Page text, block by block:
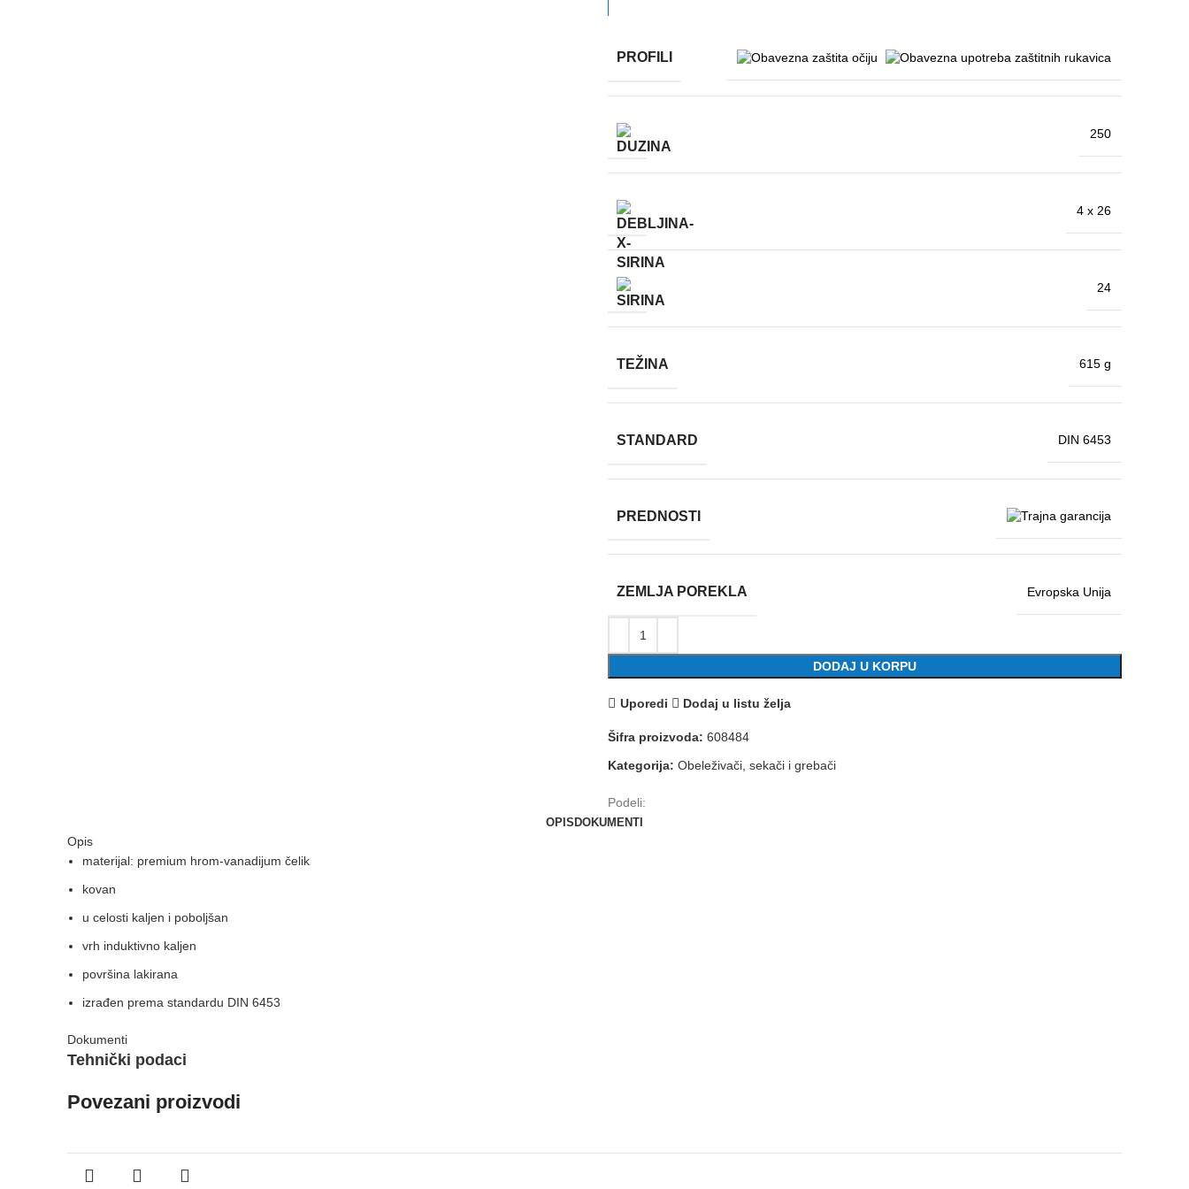
PROFILI
250
4 x 26
24
TEŽINA 615 g
STANDARD DIN 6453
PREDNOSTI
ZEMLJA POREKLA Evropska Unija
DODAJ U KORPU
Uporedi Dodaj u listu želja
Šifra proizvoda: 608484
Kategorija: Obeleživači, sekači i grebači
Podeli:
OPIS DOKUMENTI
Opis
materijal: premium hrom-vanadijum čelik
kovan
u celosti kaljen i poboljšan
vrh induktivno kaljen
površina lakirana
izrađen prema standardu DIN 6453
Dokumenti
Tehnički podaci
Povezani proizvodi